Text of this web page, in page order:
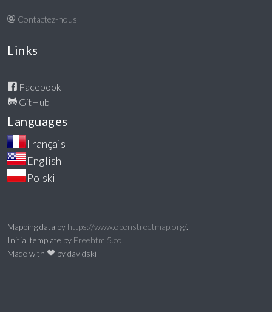
Contactez-nous
Links
Facebook
GitHub
Languages
Mapping data by https://www.openstreetmap.org/.
Initial template by Freehtml5.co.
Made with
by davidski